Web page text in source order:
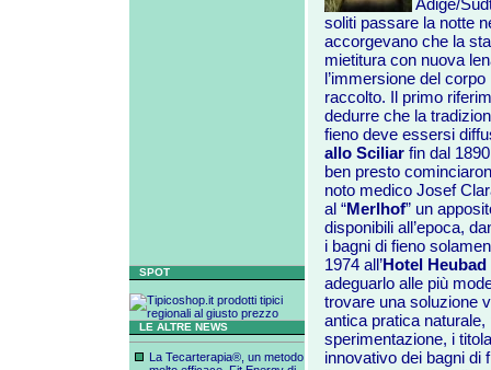
SPOT
LE ALTRE NEWS
La Tecarterapia®, un metodo
Adige/
soliti passare la notte
accorgevano che la
mietitura con nuova
l’immersione del corpo
raccolto. Il primo
dedurre che la
fieno deve essersi
allo Sciliar fin dal
ben presto
noto medico Josef
al “Merlhof” un
disponibili all’epoca,
i bagni di fieno
1974 all’Hotel Heubad
adeguarlo alle più
trovare una soluzione
antica pratica
sperimentazione, i
innovativo dei bagni di